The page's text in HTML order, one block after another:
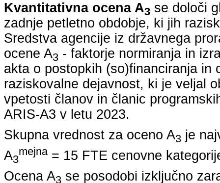
Kvantitativna ocena A3 se določi
zadnje petletno obdobje, ki jih
Sredstva agencije iz državnega
ocene A3 - faktorje normiranja in
akta o postopkih (so)financiranja in
raziskovalne dejavnost, ki je veljal
vpetosti članov in članic
ARIS-A3 v letu 2023.
Skupna vrednost za oceno A3 je
A3
mejna= 15 FTE cenovne
Ocena A3 se posodobi izključno